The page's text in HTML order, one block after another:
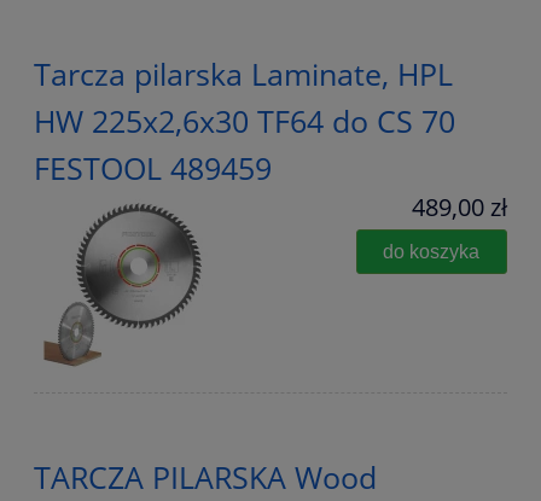
Tarcza pilarska Laminate, HPL
HW 225x2,6x30 TF64 do CS 70
FESTOOL 489459
489,00 zł
do koszyka
TARCZA PILARSKA Wood